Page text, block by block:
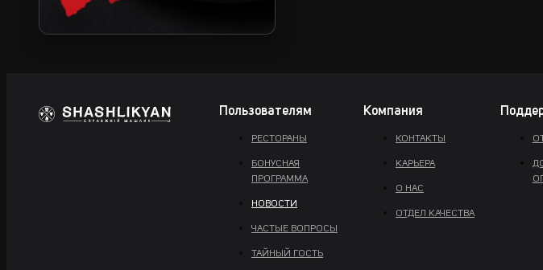
Пользователям
РЕСТОРАНЫ
БОНУСНАЯ
ПРОГРАММА
НОВОСТИ
ЧАСТЫЕ ВОПРОСЫ
ТАЙНЫЙ ГОСТЬ
Компания
КОНТАКТЫ
КАРЬЕРА
О НАС
ОТДЕЛ КАЧЕСТВА